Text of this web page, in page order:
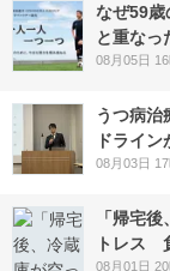
なぜ59
と重なっ
08月05日
うつ病
ドライ
08月03日
「帰宅
トレス
08月01日